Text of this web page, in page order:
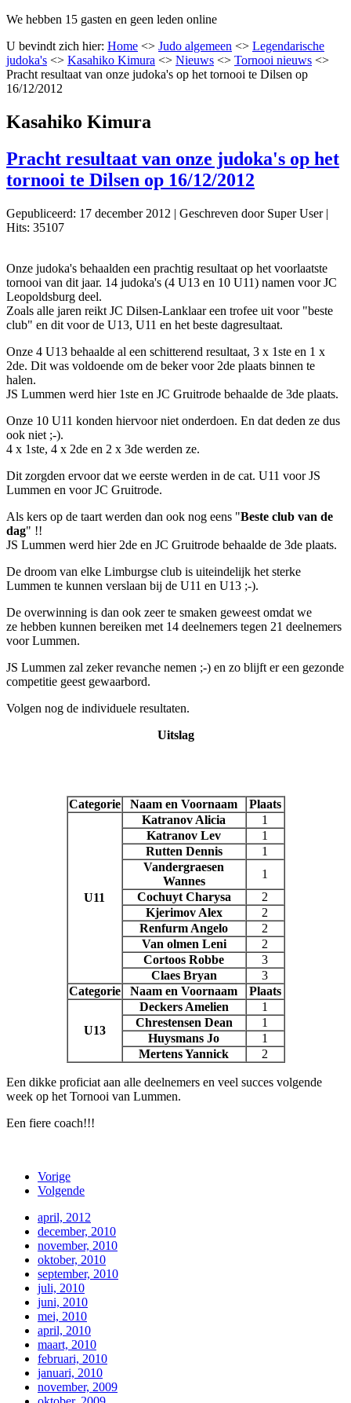
We hebben 15 gasten en geen leden online
U bevindt zich hier: Home <> Judo algemeen <> Legendarische
judoka's <> Kasahiko Kimura <> Nieuws <> Tornooi nieuws <>
Pracht resultaat van onze judoka's op het tornooi te Dilsen op
16/12/2012
Kasahiko Kimura
Pracht resultaat van onze judoka's op het
tornooi te Dilsen op 16/12/2012
Gepubliceerd: 17 december 2012 | Geschreven door Super User|
Hits: 35107
Onze judoka's behaalden een prachtig resultaat op het voorlaatste
tornooi van dit jaar. 14 judoka's (4 U13 en 10 U11) namen voor JC
Leopoldsburg deel.
Zoals alle jaren reikt JC Dilsen-Lanklaar een trofee uit voor "beste
club" en dit voor de U13, U11 en het beste dagresultaat.
Onze 4 U13 behaalde al een schitterend resultaat, 3 x 1ste en 1 x
2de. Dit was voldoende om de beker voor 2de plaats binnen te
halen.
JS Lummen werd hier 1ste en JC Gruitrode behaalde de 3de plaats.
Onze 10 U11 konden hiervoor niet onderdoen. En dat deden ze dus
ook niet ;-).
4 x 1ste, 4 x 2de en 2 x 3de werden ze.
Dit zorgden ervoor dat we eerste werden in de cat. U11 voor JS
Lummen en voor JC Gruitrode.
Als kers op de taart werden dan ook nog eens "Beste club van de
dag" !!
JS Lummen werd hier 2de en JC Gruitrode behaalde de 3de plaats.
De droom van elke Limburgse club is uiteindelijk het sterke
Lummen te kunnen verslaan bij de U11 en U13 ;-).
De overwinning is dan ook zeer te smaken geweest omdat we
ze hebben kunnen bereiken met 14 deelnemers tegen 21 deelnemers
voor Lummen.
JS Lummen zal zeker revanche nemen ;-) en zo blijft er een gezonde
competitie geest gewaarbord.
Volgen nog de individuele resultaten.
Uitslag
Categorie Naam en Voornaam Plaats
U11
Katranov Alicia
1
Katranov Lev
1
Rutten Dennis
1
Vandergraesen
Wannes
1
Cochuyt Charysa
2
Kjerimov Alex
2
Renfurm Angelo
2
Van olmen Leni
2
Cortoos Robbe
3
Claes Bryan
3
Categorie
Naam en Voornaam Plaats
U13
Deckers Amelien
1
Chrestensen Dean
1
Huysmans Jo
1
Mertens Yannick
2
Een dikke proficiat aan alle deelnemers en veel succes volgende
week op het Tornooi van Lummen.
Een fiere coach!!!
Vorige
Volgende
april, 2012
december, 2010
november, 2010
oktober, 2010
september, 2010
juli, 2010
juni, 2010
mei, 2010
april, 2010
maart, 2010
februari, 2010
januari, 2010
november, 2009